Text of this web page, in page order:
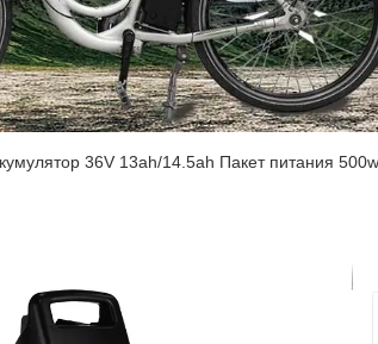
36V 13ah/14.5ah Пакет питания